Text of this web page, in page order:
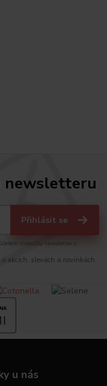
newsletteru
Přihlásit se
rozesílky newsletteru.
akcích, slevách a novinkách.
u nás